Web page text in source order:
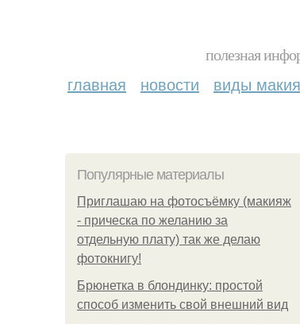
полезная
главная новости виды
Популярные материалы
Приглашаю на фотосъёмку (макияж
- прическа по желанию за
отдельную плату) так же делаю
фотокнигу!
Брюнетка в блондинку: простой
способ изменить свой внешний вид